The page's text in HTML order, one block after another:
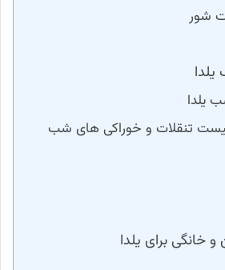
شور
یلدا
تنقلات و خوراکی‌ های شب
خانگی برای یلدا